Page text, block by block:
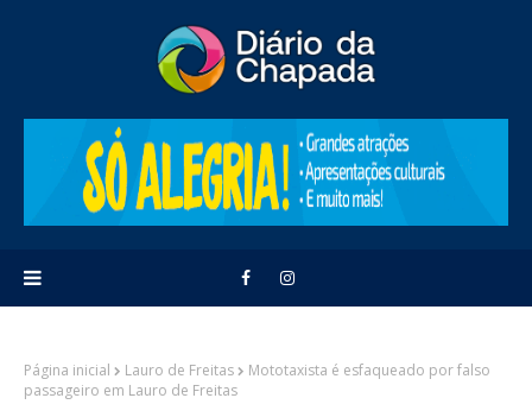
Página inicial Lauro de Freitas
Mototaxista é esfaqueado por falso
passageiro em Lauro de Freitas